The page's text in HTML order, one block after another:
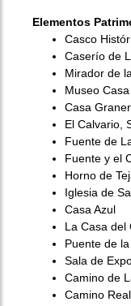
Elementos
Casco
Caserío de
Mirador de
Museo
Casa
El Calvario,
Fuente de
Fuente y el
Horno de
Iglesia de
Casa Azul
La Casa del
Puente de
Sala de
Camino de
Camino Real